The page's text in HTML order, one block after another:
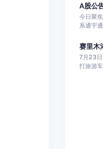
A股公
今日聚
系通宇
赛里木
7月23日
打旅游